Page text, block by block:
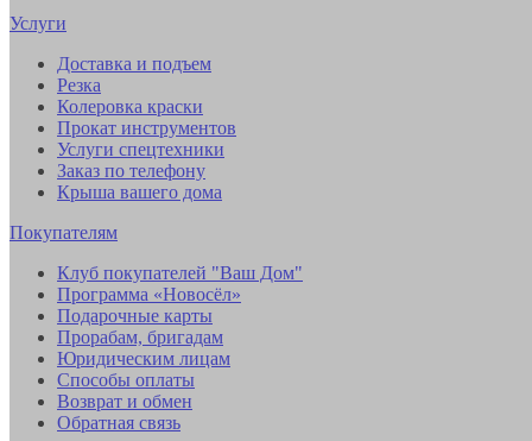
Услуги
Доставка и подъем
Резка
Колеровка краски
Прокат инструментов
Услуги спецтехники
Заказ по телефону
Крыша вашего дома
Покупателям
Клуб покупателей "Ваш Дом"
Программа «Новосёл»
Подарочные карты
Прорабам, бригадам
Юридическим лицам
Способы оплаты
Возврат и обмен
Обратная связь